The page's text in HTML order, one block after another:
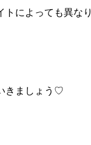
トによっても異な
きましょう♡